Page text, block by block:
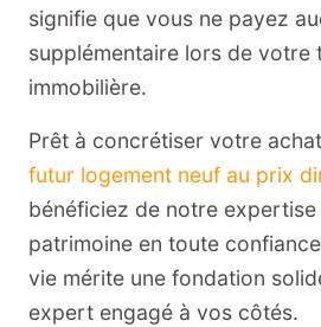
signifie que vous ne payez
supplémentaire lors de votre
immobilière.
Prêt à concrétiser votre
futur logement neuf au prix
bénéficiez de notre
patrimoine en toute
vie mérite une fondation
expert engagé à vos côtés.